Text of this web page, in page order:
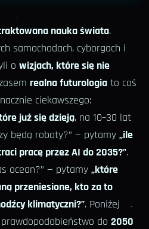
nauka świata.
samochodach, cyborgach i
o wizjach, które się nie
realna futurologia to coś
ciekawszego:
już się dzieją, na 10–30 lat
będą roboty?” — pytamy „ile
pracę przez AI do 2035?”.
ocean?” — pytamy „które
przeniesione, kto za to
klimatyczni?”. Poniżej
do 2050